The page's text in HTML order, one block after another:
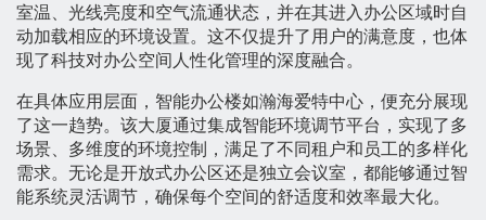
室温、光线亮度和空气流通状态，并在其进入办公区域时自
动加载相应的环境设置。这不仅提升了用户的满意度，也体
现了科技对办公空间人性化管理的深度融合。
在具体应用层面，智能办公楼如瀚海爱特中心，便充分展现
了这一趋势。该大厦通过集成智能环境调节平台，实现了多
场景、多维度的环境控制，满足了不同租户和员工的多样化
需求。无论是开放式办公区还是独立会议室，都能够通过智
能系统灵活调节，确保每个空间的舒适度和效率最大化。